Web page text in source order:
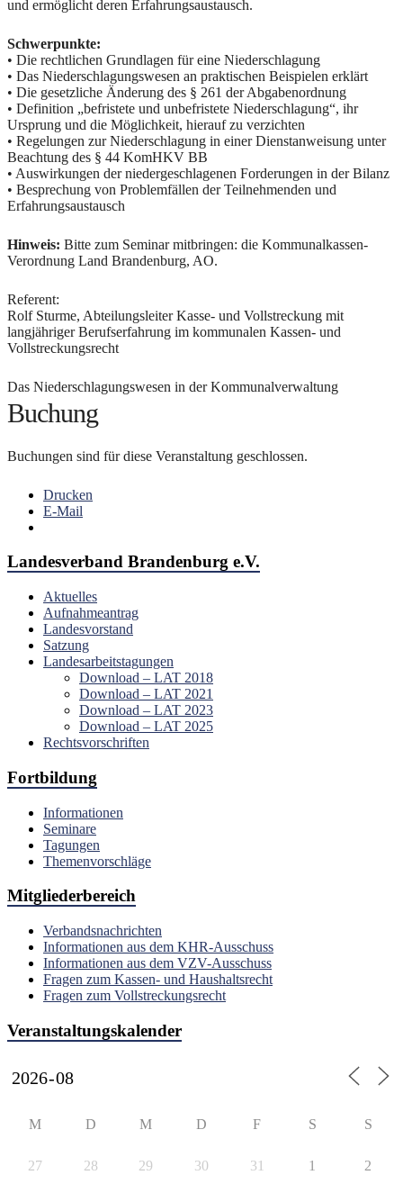
und ermöglicht deren Erfahrungsaustausch.
Schwerpunkte:
• Die rechtlichen Grundlagen für eine Niederschlagung
• Das Niederschlagungswesen an praktischen Beispielen erklärt
• Die gesetzliche Änderung des § 261 der Abgabenordnung
• Definition „befristete und unbefristete Niederschlagung“, ihr
Ursprung und die Möglichkeit, hierauf zu verzichten
• Regelungen zur Niederschlagung in einer Dienstanweisung unter
Beachtung des § 44 KomHKV BB
• Auswirkungen der niedergeschlagenen Forderungen in der Bilanz
• Besprechung von Problemfällen der Teilnehmenden und
Erfahrungsaustausch
Hinweis: Bitte zum Seminar mitbringen: die Kommunalkassen-
Verordnung Land Brandenburg, AO.
Referent:
Rolf Sturme, Abteilungsleiter Kasse- und Vollstreckung mit
langjähriger Berufserfahrung im kommunalen Kassen- und
Vollstreckungsrecht
Das Niederschlagungswesen in der Kommunalverwaltung
Buchung
Buchungen sind für diese Veranstaltung geschlossen.
Drucken
E-Mail
Landesverband Brandenburg e.V.
Aktuelles
Aufnahmeantrag
Landesvorstand
Satzung
Landesarbeitstagungen
Download – LAT 2018
Download – LAT 2021
Download – LAT 2023
Download – LAT 2025
Rechtsvorschriften
Fortbildung
Informationen
Seminare
Tagungen
Themenvorschläge
Mitgliederbereich
Verbandsnachrichten
Informationen aus dem KHR-Ausschuss
Informationen aus dem VZV-Ausschuss
Fragen zum Kassen- und Haushaltsrecht
Fragen zum Vollstreckungsrecht
Veranstaltungskalender
M D M D F S S
27 28 29 30 31 1 2